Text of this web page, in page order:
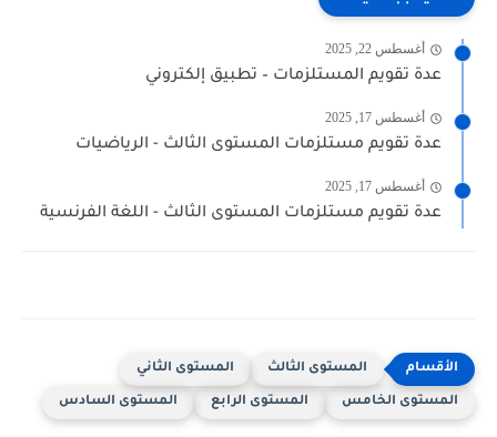
أغسطس 22, 2025
عدة تقويم المستلزمات – تطبيق إلكتروني
أغسطس 17, 2025
عدة تقويم مستلزمات المستوى الثالث - الرياضيات
أغسطس 17, 2025
عدة تقويم مستلزمات المستوى الثالث - اللغة الفرنسية
المستوى الثالث المستوى الثاني
المستوى الخامس المستوى الرابع المستوى السادس